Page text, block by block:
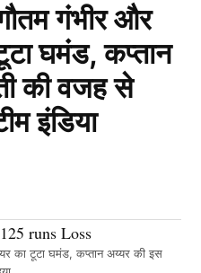
गंभीर और
घमंड, कप्तान
की वजह से
इंडिया
का टूटा घमंड, कप्तान अय्यर की इस